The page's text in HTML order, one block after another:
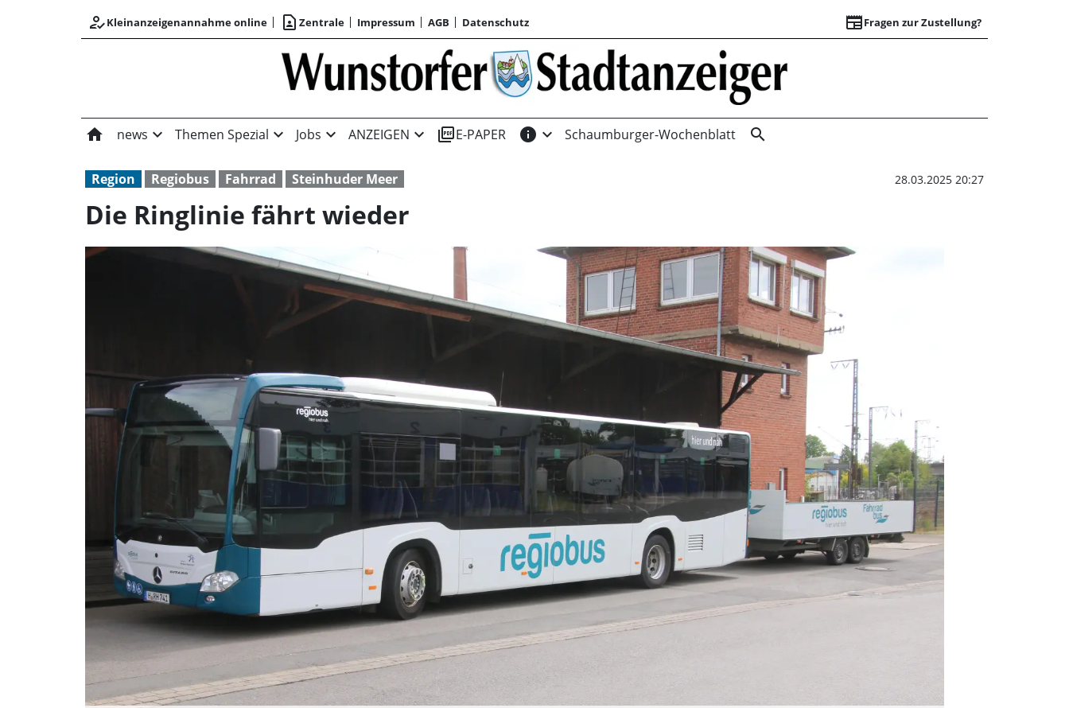
how_to_regKleinanzeigenannahme online contact_page Zentrale Impressum AGB Datenschutz newspaperFragen zur Zustellung?
Die Ringlinie fährt
home news expand_more Themen Spezial expand_more Jobs expand_more ANZEIGEN expand_more picture_as_pdfE-PAPER info expand_more Schaumburger-Wochenblatt search
Region Regiobus Fahrrad Steinhuder Meer 28.03.2025 20:27
Die Ringlinie fährt wieder